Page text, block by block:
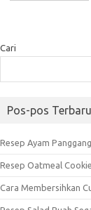
Cari
Pos-pos Terbaru
Resep Ayam
Resep Oatmeal
Cara Membersihkan